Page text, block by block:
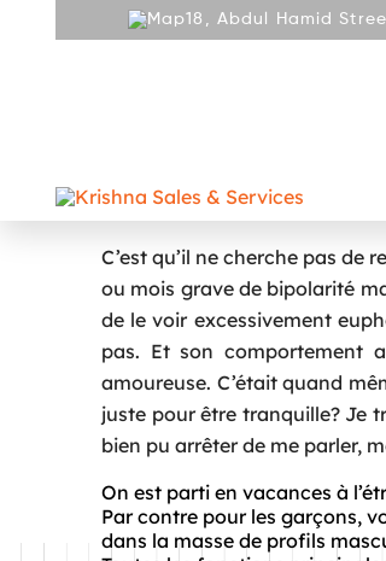
18, Abdul Hamid
Les Meilleures
C’est qu’il ne cherche pas de
ou mois grave de bipolarité
de le voir excessivement
pas. Et son comportement
amoureuse. C’était quand
juste pour être tranquille? Je
bien pu arrêter de me parler,
On est parti en vacances à
Par contre pour les garçons,
dans la masse de profils